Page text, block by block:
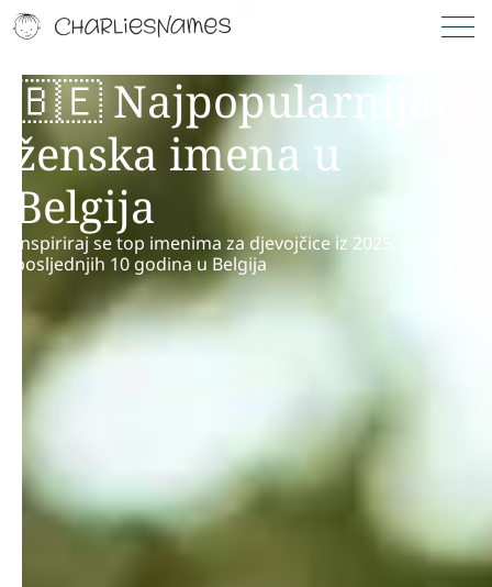
🇧🇪 Najpopularnija
ženska imena u
Belgija
Inspiriraj se top imenima za djevojčice iz 2025, 2024 i
posljednjih 10 godina u Belgija